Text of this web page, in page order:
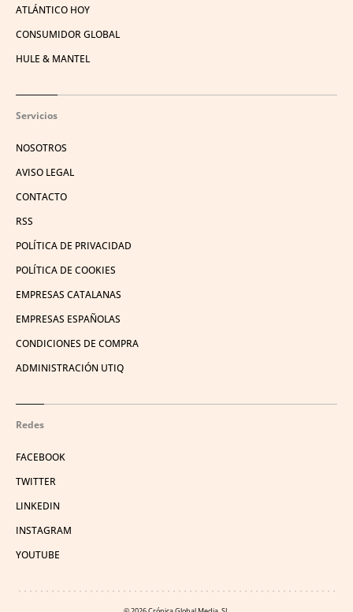
ATLÁNTICO HOY
CONSUMIDOR GLOBAL
HULE & MANTEL
Servicios
NOSOTROS
AVISO LEGAL
CONTACTO
RSS
POLÍTICA DE PRIVACIDAD
POLÍTICA DE COOKIES
EMPRESAS CATALANAS
EMPRESAS ESPAÑOLAS
CONDICIONES DE COMPRA
ADMINISTRACIÓN UTIQ
Redes
FACEBOOK
TWITTER
LINKEDIN
INSTAGRAM
YOUTUBE